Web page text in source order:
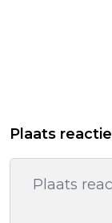
Plaats reactie